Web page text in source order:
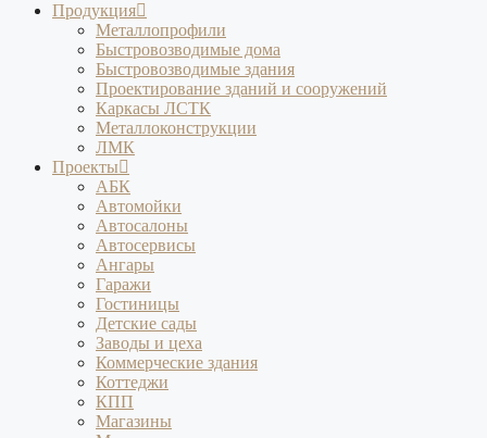
Продукция
Металлопрофили
Быстровозводимые дома
Быстровозводимые здания
Проектирование зданий и сооружений
Каркасы ЛСТК
Металлоконструкции
ЛМК
Проекты
АБК
Автомойки
Автосалоны
Автосервисы
Ангары
Гаражи
Гостиницы
Детские сады
Заводы и цеха
Коммерческие здания
Коттеджи
КПП
Магазины